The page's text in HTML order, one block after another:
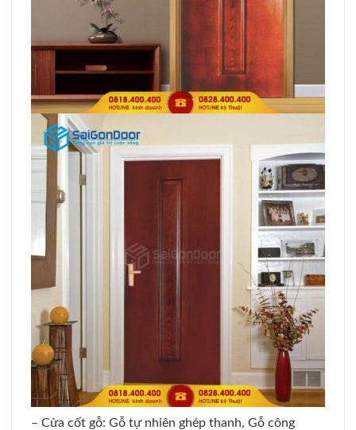
– Cửa cốt gỗ: Gỗ tự nhiên ghép thanh, Gỗ công